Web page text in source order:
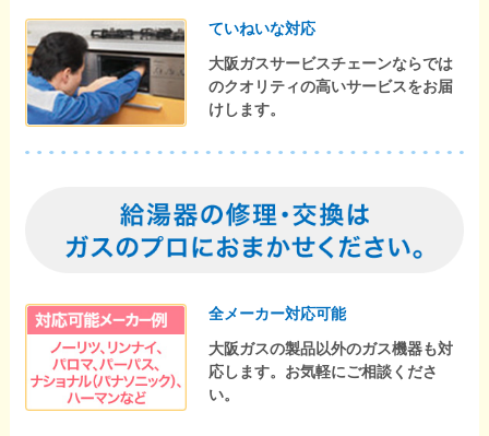
ていねいな対応
大阪ガスサービスチェーンならでは
のクオリティの高いサービスをお届
けします。
全メーカー対応可能
大阪ガスの製品以外のガス機器も対
応します。お気軽にご相談くださ
い。